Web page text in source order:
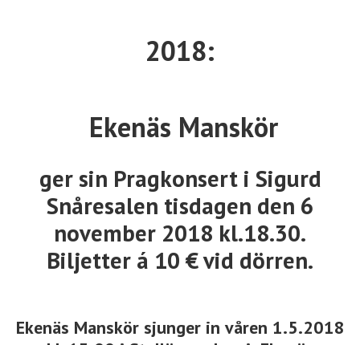
2018:
Ekenäs Manskör
ger sin Pragkonsert i Sigurd
Snåresalen tisdagen den 6
november 2018 kl.18.30.
Biljetter á 10 € vid dörren.
Ekenäs Manskör sjunger in våren 1.5.2018